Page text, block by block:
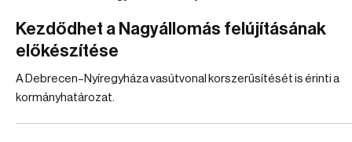
Kezdődhet a Nagyállomás felújításának
előkészítése
A Debrecen–Nyíregyháza vasútvonal korszerűsítését is érinti a
kormányhatározat.